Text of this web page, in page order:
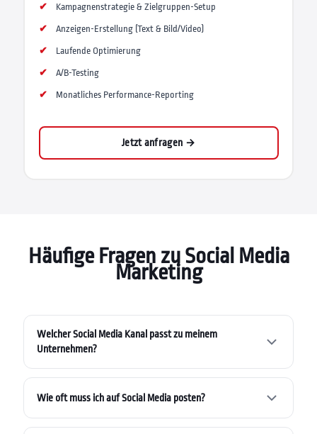
Kampagnenstrategie & Zielgruppen-Setup
Anzeigen-Erstellung (Text & Bild/Video)
Laufende Optimierung
A/B-Testing
Monatliches Performance-Reporting
Jetzt anfragen →
Häufige Fragen zu Social Media
Marketing
Welcher Social Media Kanal passt zu meinem
Unternehmen?
Das hängt von Ihrer Zielgruppe ab. Facebook eignet sich für
breite Zielgruppen und lokale Kundengewinnung. Instagram
Y & Z). Pinterest ist besonders stark für Produkte, Lifestyle
Wie oft muss ich auf Social Media posten?
Es geht nicht darum, jeden Tag weltverändernde Inhalte zu